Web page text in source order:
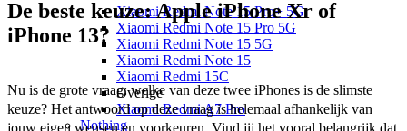
Xiaomi Redmi Note 15 Pro+ 5G
Xiaomi Redmi Note 15 Pro 5G
Xiaomi Redmi Note 15 5G
Xiaomi Redmi Note 15
Xiaomi Redmi 15C
Overige
Xiaomi Redmi A7 Pro
Nothing
De beste keuze: Apple iPhone Xr of
iPhone 13?
Nu is de grote vraag: welke van deze twee iPhones is de slimste
keuze? Het antwoord op deze vraag is helemaal afhankelijk van